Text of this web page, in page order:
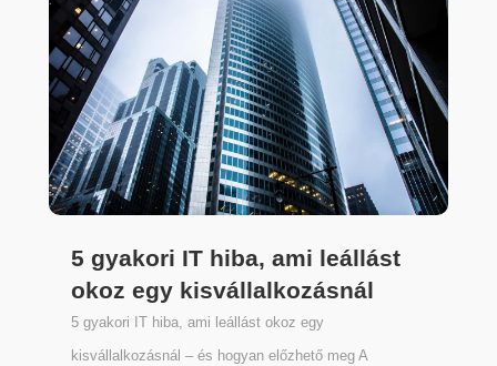
5 gyakori IT hiba, ami leállást
okoz egy kisvállalkozásnál
5 gyakori IT hiba, ami leállást okoz egy
kisvállalkozásnál – és hogyan előzhető meg A